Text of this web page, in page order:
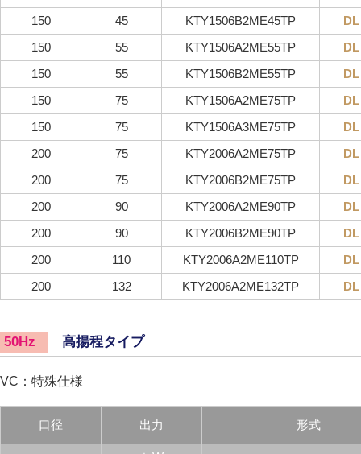
150
45 KTY1506B2ME45TP
DL
150
55 KTY1506A2ME55TP
DL
150
55 KTY1506B2ME55TP
DL
150
75 KTY1506A2ME75TP
DL
150
75 KTY1506A3ME75TP
DL
200
75 KTY2006A2ME75TP
DL
200
75 KTY2006B2ME75TP
DL
200
90 KTY2006A2ME90TP
DL
200
90 KTY2006B2ME90TP
DL
200
110 KTY2006A2ME110TP
DL
200
132 KTY2006A2ME132TP DL
50Hz 高揚程タイプ
VC：特殊仕様
口径 出力 形式